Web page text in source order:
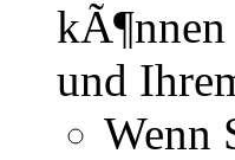
und
Wenn